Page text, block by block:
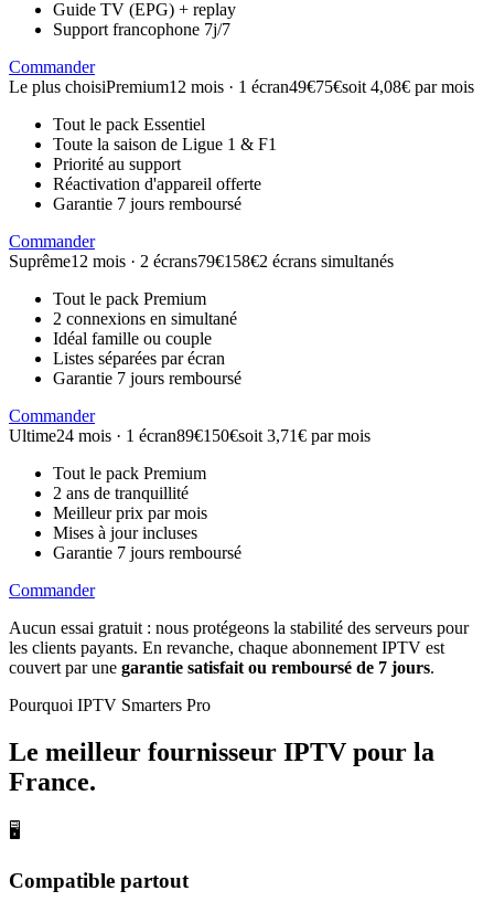
Guide TV (EPG) + replay
Support francophone 7j/7
Commander
Le plus choisiPremium12 mois · 1 écran49€75€soit 4,08€ par mois
Tout le pack Essentiel
Toute la saison de Ligue 1 & F1
Priorité au support
Réactivation d'appareil offerte
Garantie 7 jours remboursé
Commander
Suprême12 mois · 2 écrans79€158€2 écrans simultanés
Tout le pack Premium
2 connexions en simultané
Idéal famille ou couple
Listes séparées par écran
Garantie 7 jours remboursé
Commander
Ultime24 mois · 1 écran89€150€soit 3,71€ par mois
Tout le pack Premium
2 ans de tranquillité
Meilleur prix par mois
Mises à jour incluses
Garantie 7 jours remboursé
Commander
Aucun essai gratuit : nous protégeons la stabilité des serveurs pour
les clients payants. En revanche, chaque abonnement IPTV est
couvert par une garantie satisfait ou remboursé de 7 jours.
Pourquoi IPTV Smarters Pro
Le meilleur fournisseur IPTV pour la
France.
🖥
Compatible partout